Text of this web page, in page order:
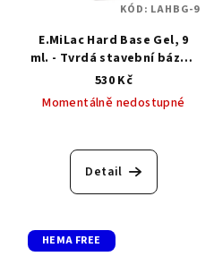
E.MiLac Hard Base Gel, 9
ml. - Tvrdá stavební báze 9
ml
530 Kč
Momentálně nedostupné
hodnocení
produktu
5
Detail
KÓD: LAHBG-9
HEMA FREE